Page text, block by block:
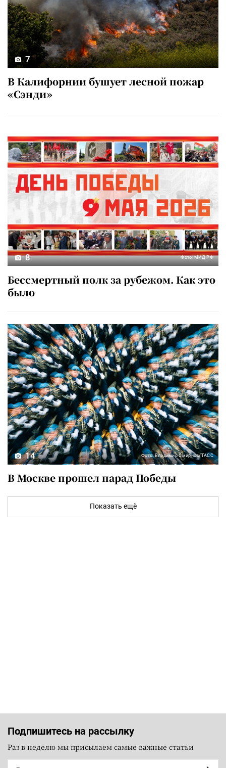
7
В Калифорнии бушует лесной пожар
«Сэнди»
8 Фото: МИД РФ
Бессмертный полк за рубежом. Как это
было
14 Фото: Владимир Смирнов/ТАСС
В Москве прошел парад Победы
Показать ещё
Подпишитесь на рассылку
Раз в неделю мы присылаем самые важные статьи